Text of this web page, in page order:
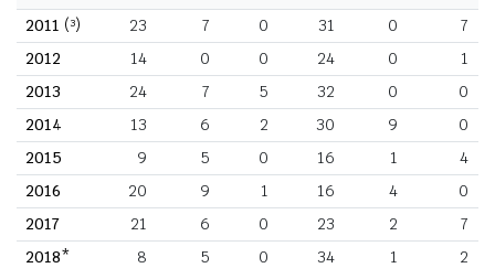
2011 (³) 23 7 0 31 0
7
2012
14 0 0 24 0
1
2013
24 7 5 32 0
0
2014
13 6 2 30 9
0
2015
9 5 0 16 1
4
2016
20 9 1 16 4
0
2017
21 6 0 23 2
7
2018*
8 5 0 34 1
2